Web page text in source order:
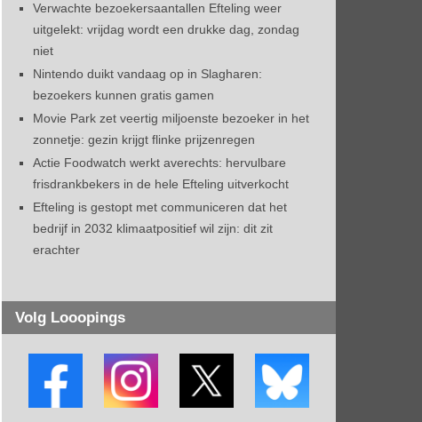
Verwachte bezoekersaantallen Efteling weer
uitgelekt: vrijdag wordt een drukke dag, zondag
niet
Nintendo duikt vandaag op in Slagharen:
bezoekers kunnen gratis gamen
Movie Park zet veertig miljoenste bezoeker in het
zonnetje: gezin krijgt flinke prijzenregen
Actie Foodwatch werkt averechts: hervulbare
frisdrankbekers in de hele Efteling uitverkocht
Efteling is gestopt met communiceren dat het
bedrijf in 2032 klimaatpositief wil zijn: dit zit
erachter
Volg Looopings